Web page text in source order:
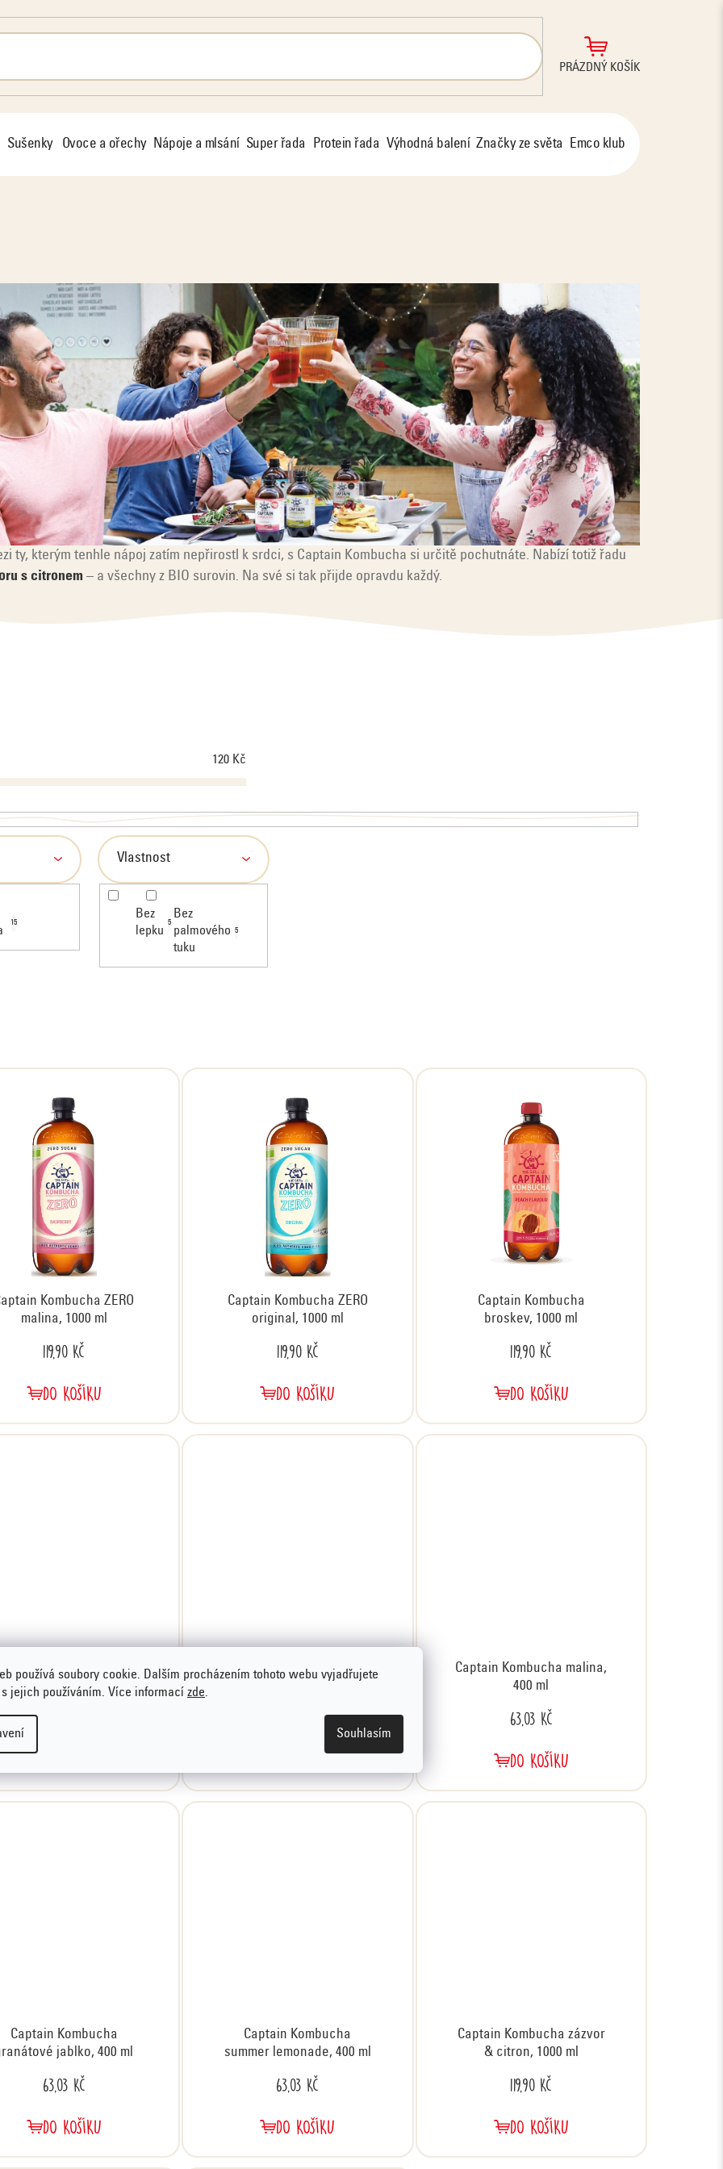
používá soubory cookie. Dalším procházením tohoto webu vyjadřujete
jejich používáním. Více informací zde.
Souhlasím
NÁKUPNÍ
PRÁZDNÝ KOŠÍK
Sušenky Ovoce a ořechy Nápoje a mlsání Super řada Protein řada Výhodná balení Značky ze světa Emco klub
ty, kterým tenhle nápoj zatím nepřirostl k srdci, s Captain Kombucha si určitě pochutnáte. Nabízí totiž řadu
s citronem – a všechny z BIO surovin. Na své si tak přijde opravdu každý.
120 Kč
15
Vlastnost
Bez
lepku
5
Bez
palmového
tuku
5
Kombucha ZERO
malina, 1000 ml
119,90 Kč
DO KOŠÍKU
Captain Kombucha ZERO
original, 1000 ml
119,90 Kč
DO KOŠÍKU
Captain Kombucha
broskev, 1000 ml
119,90 Kč
DO KOŠÍKU
Captain Kombucha
broskev, 400 ml
Captain Kombucha malina,
DO KOŠÍKU
Captain Kombucha malina,
400 ml
63,03 Kč
DO KOŠÍKU
Captain Kombucha
jablko, 400 ml
63,03 Kč
DO KOŠÍKU
Captain Kombucha
summer lemonade, 400 ml
63,03 Kč
DO KOŠÍKU
Captain Kombucha zázvor
& citron, 1000 ml
119,90 Kč
DO KOŠÍKU